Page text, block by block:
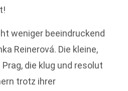
weniger beeindruckend
Reinerová. Die kleine,
die klug und resolut
trotz ihrer